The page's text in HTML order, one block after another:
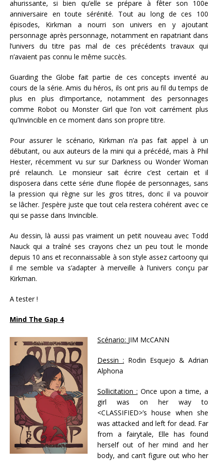
ahurissante, si bien qu’elle se prépare à fêter son 100e
anniversaire en toute sérénité. Tout au long de ces 100
épisodes, Kirkman a nourri son univers en y ajoutant
personnage après personnage, notamment en rapatriant dans
l’univers du titre pas mal de ces précédents travaux qui
n’avaient pas connu le même succès.
Guarding the Globe fait partie de ces concepts inventé au
cours de la série. Amis du héros, ils ont pris au fil du temps de
plus en plus d’importance, notamment des personnages
comme Robot ou Monster Girl que l’on voit carrément plus
qu’Invincible en ce moment dans son propre titre.
Pour assurer le scénario, Kirkman n’a pas fait appel à un
débutant, ou aux auteurs de la mini qui a précédé, mais à Phil
Hester, récemment vu sur sur Darkness ou Wonder Woman
pré relaunch. Le monsieur sait écrire c’est certain et il
disposera dans cette série d’une flopée de personnages, sans
la pression qui règne sur les gros titres, donc il va pouvoir
se lâcher. J’espère juste que tout cela restera cohérent avec ce
qui se passe dans Invincible.
Au dessin, là aussi pas vraiment un petit nouveau avec Todd
Nauck qui a traîné ses crayons chez un peu tout le monde
depuis 10 ans et reconnaissable à son style assez cartoony qui
il me semble va s’adapter à merveille à l’univers conçu par
Kirkman.
A tester !
Mind The Gap 4
Scénario: JIM McCANN
Dessin : Rodin Esquejo & Adrian
Alphona
Sollicitation : Once upon a time, a
girl was on her way to
<CLASSIFIED>’s house when she
was attacked and left for dead. Far
from a fairytale, Elle has found
herself out of her mind and her
body, and can’t figure out who her